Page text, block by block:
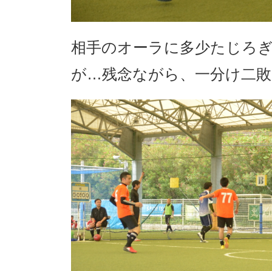
相手のオーラに多少たじろ
が…残念ながら、一分け二